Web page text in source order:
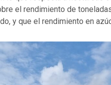
el rendimiento de
y que el rendimiento en